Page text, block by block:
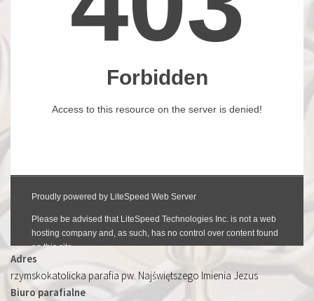
Adres
rzymskokatolicka parafia pw. Najświętszego Imienia Jezus
Biuro parafialne